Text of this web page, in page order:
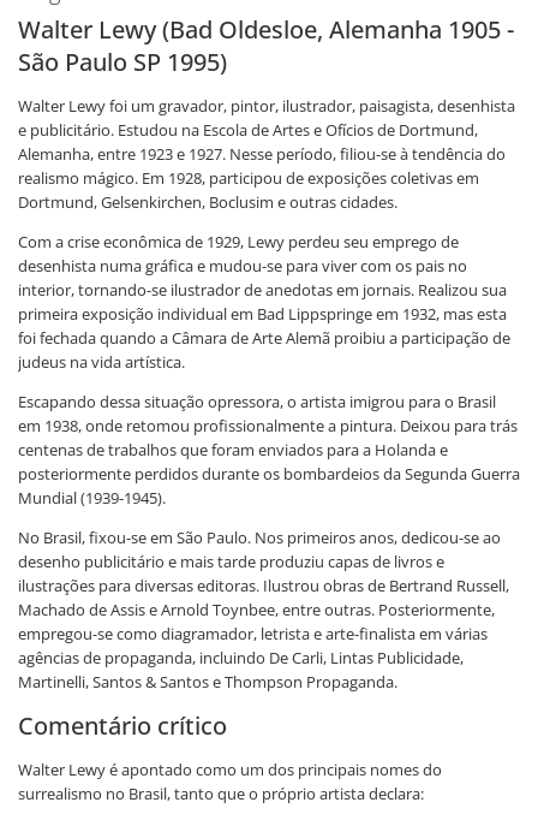
Walter Lewy (Bad Oldesloe, Alemanha 1905 -
São Paulo SP 1995)
Walter Lewy foi um gravador, pintor, ilustrador, paisagista, desenhista
e publicitário. Estudou na Escola de Artes e Ofícios de Dortmund,
Alemanha, entre 1923 e 1927. Nesse período, filiou-se à tendência do
realismo mágico. Em 1928, participou de exposições coletivas em
Dortmund, Gelsenkirchen, Boclusim e outras cidades.
Com a crise econômica de 1929, Lewy perdeu seu emprego de
desenhista numa gráfica e mudou-se para viver com os pais no
interior, tornando-se ilustrador de anedotas em jornais. Realizou sua
primeira exposição individual em Bad Lippspringe em 1932, mas esta
foi fechada quando a Câmara de Arte Alemã proibiu a participação de
judeus na vida artística.
Escapando dessa situação opressora, o artista imigrou para o Brasil
em 1938, onde retomou profissionalmente a pintura. Deixou para trás
centenas de trabalhos que foram enviados para a Holanda e
posteriormente perdidos durante os bombardeios da Segunda Guerra
Mundial (1939-1945).
No Brasil, fixou-se em São Paulo. Nos primeiros anos, dedicou-se ao
desenho publicitário e mais tarde produziu capas de livros e
ilustrações para diversas editoras. Ilustrou obras de Bertrand Russell,
Machado de Assis e Arnold Toynbee, entre outras. Posteriormente,
empregou-se como diagramador, letrista e arte-finalista em várias
agências de propaganda, incluindo De Carli, Lintas Publicidade,
Martinelli, Santos & Santos e Thompson Propaganda.
Comentário crítico
Walter Lewy é apontado como um dos principais nomes do
surrealismo no Brasil, tanto que o próprio artista declara: